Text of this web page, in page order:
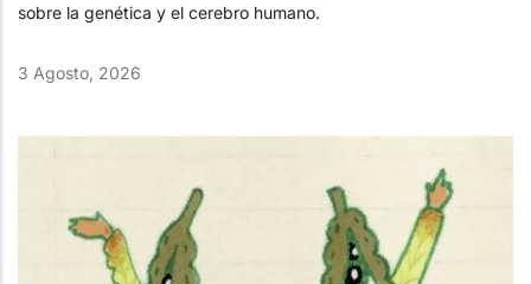
sobre la genética y el cerebro humano.
3 Agosto, 2026